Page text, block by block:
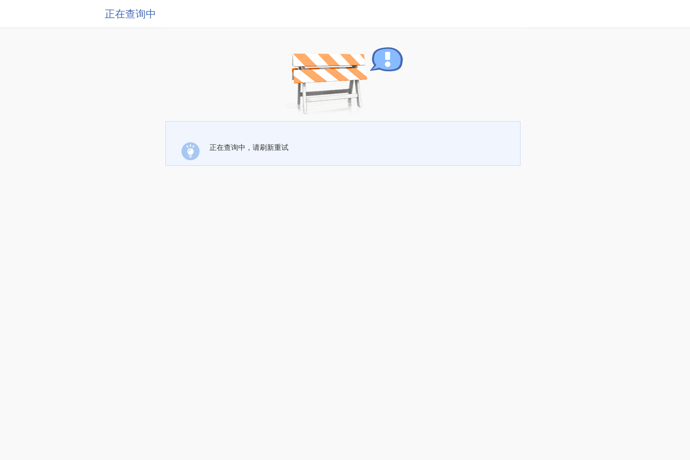
正在查询中
正在查询中，请刷新重试